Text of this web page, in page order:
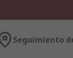
Seguimiento